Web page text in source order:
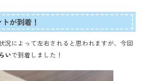
が到着！
況によって左右されると思われますが、今回
いで到着しました！